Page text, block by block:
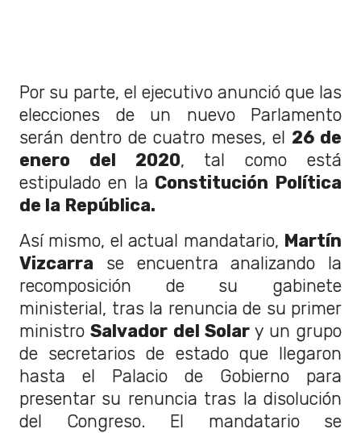
Por su parte, el ejecutivo anunció que las
elecciones de un nuevo Parlamento
serán dentro de cuatro meses, el 26 de
enero del 2020, tal como está
estipulado en la Constitución Política
de la República.
Así mismo, el actual mandatario, Martín
Vizcarra se encuentra analizando la
recomposición de su gabinete
ministerial, tras la renuncia de su primer
ministroSalvador del Solar y un grupo
de secretarios de estado que llegaron
hasta el Palacio de Gobierno para
presentar su renuncia tras la disolución
del Congreso. El mandatario se